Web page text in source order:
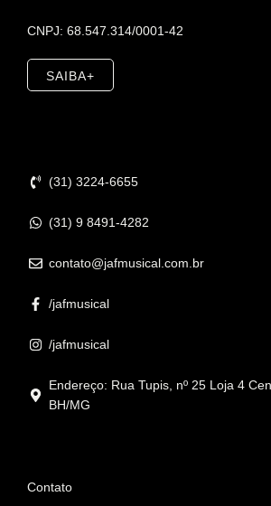
CNPJ: 68.547.314/0001-42
SAIBA+
(31) 3224-6655
(31) 9 8491-4282
contato@jafmusical.com.br
/jafmusical
/jafmusical
Endereço: Rua Tupis, nº 25 Loja 4
BH/MG
Contato